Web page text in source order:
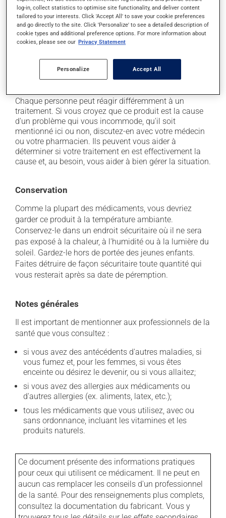
Effets indésirables
En plus de ses effets recherchés, ce produit peut à
secondaires), notamment :
il peut irriter localement.
Chaque personne peut réagir différemment à un
traitement. Si vous croyez que ce produit est la cause
d'un problème qui vous incommode, qu'il soit
mentionné ici ou non, discutez-en avec votre médecin
ou votre pharmacien. Ils peuvent vous aider à
déterminer si votre traitement en est effectivement la
cause et, au besoin, vous aider à bien gérer la situation.
Conservation
Comme la plupart des médicaments, vous devriez
garder ce produit à la température ambiante.
Conservez-le dans un endroit sécuritaire où il ne sera
pas exposé à la chaleur, à l'humidité ou à la lumière du
soleil. Gardez-le hors de portée des jeunes enfants.
Faites détruire de façon sécuritaire toute quantité qui
vous resterait après sa date de péremption.
Notes générales
Il est important de mentionner aux professionnels de la
santé que vous consultez :
si vous avez des antécédents d'autres maladies, si
vous fumez et, pour les femmes, si vous êtes
enceinte ou désirez le devenir, ou si vous allaitez;
si vous avez des allergies aux médicaments ou
d'autres allergies (ex. aliments, latex, etc.);
tous les médicaments que vous utilisez, avec ou
sans ordonnance, incluant les vitamines et les
produits naturels.
Ce document présente des informations pratiques
pour ceux qui utilisent ce médicament. Il ne peut en
aucun cas remplacer les conseils d'un professionnel
de la santé. Pour des renseignements plus complets,
consultez la documentation du fabricant. Vous y
log-in, collect statistics to optimise site functionality, and deliver content
tailored to your interests. Click 'Accept All' to save your cookie preferences
and go directly to the site. Click 'Personalize' to see a detailed description of
cookie types and additional preference options. For more information about
cookies, please see our Privacy Statement
Personalize Accept All